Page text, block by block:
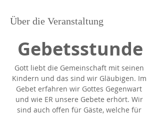
Über die Veranstaltung
Gebetsstunde
Gott liebt die Gemeinschaft mit seinen
Kindern und das sind wir Gläubigen. Im
Gebet erfahren wir Gottes Gegenwart
und wie ER unsere Gebete erhört. Wir
sind auch offen für Gäste, welche für